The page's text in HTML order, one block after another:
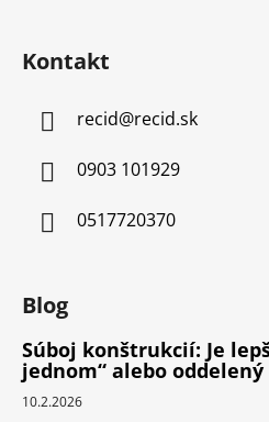
Kontakt
recid@recid.sk
0903 101929
0517720370
Blog
Súboj konštrukcií: Je
jednom“ alebo
10.2.2026